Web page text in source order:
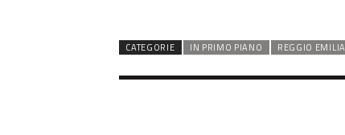
CATEGORIE IN PRIMO PIANO REGGIO EMILIA